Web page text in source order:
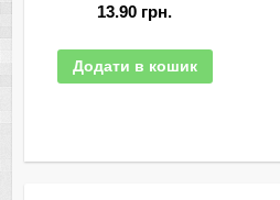
13.90 грн.
Додати в кошик